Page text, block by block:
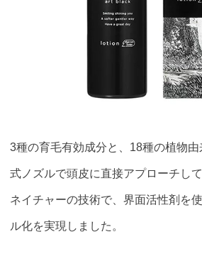
3種の育毛有効成分と、18種の植物由
式ノズルで頭皮に直接アプローチし
ネイチャーの技術で、界面活性剤を
ル化を実現しました。